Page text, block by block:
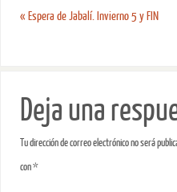
« Espera de Jabalí. Invierno 5 y FIN
Deja una
Tu dirección de correo electrónico no será
con*